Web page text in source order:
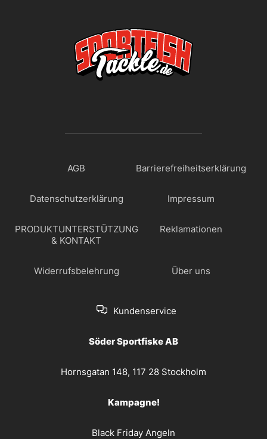
AGB Barrierefreiheitserklärung
Datenschutzerklärung Impressum
PRODUKTUNTERSTÜTZUNG
& KONTAKT
Reklamationen
Widerrufsbelehrung Über uns
Kundenservice
Söder Sportfiske AB
Hornsgatan 148, 117 28 Stockholm
Kampagne!
Black Friday Angeln